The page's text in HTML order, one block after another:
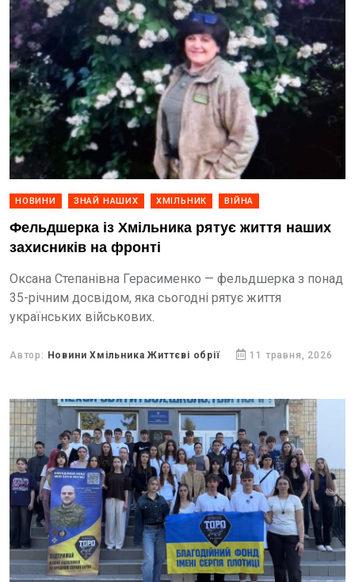
НОВИНИ ЗНАЙ НАШИХ ХМІЛЬНИК ВІЙНА
Фельдшерка із Хмільника рятує життя наших
захисників на фронті
Оксана Степанівна Герасименко — фельдшерка з понад
35-річним досвідом, яка сьогодні рятує життя
українських військових.
Автор: Новини Хмільника Життєві обрії 11 травня, 2026